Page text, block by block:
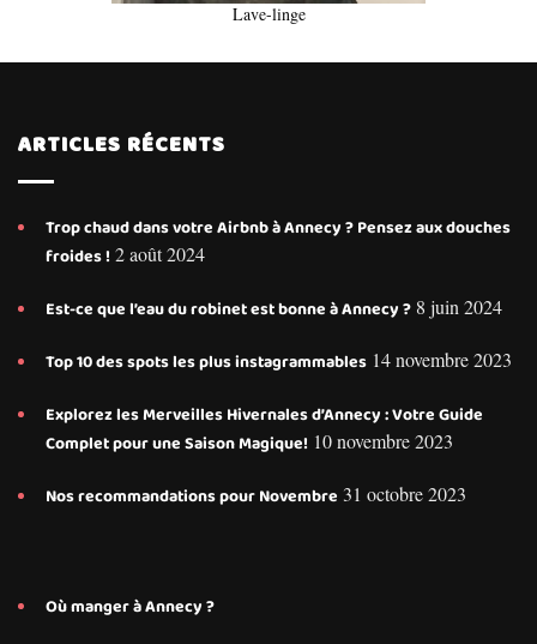
Lave-linge
ARTICLES RÉCENTS
Trop chaud dans votre Airbnb à Annecy ? Pensez aux douches
froides ! 2 août 2024
Est-ce que l’eau du robinet est bonne à Annecy ? 8 juin 2024
Top 10 des spots les plus instagrammables 14 novembre 2023
Explorez les Merveilles Hivernales d’Annecy : Votre Guide
Complet pour une Saison Magique! 10 novembre 2023
Nos recommandations pour Novembre 31 octobre 2023
Où manger à Annecy ?